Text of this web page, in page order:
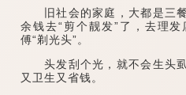
旧社会的家庭，大都是三餐
余钱去“剪个靓发”了，去理
傅“剃光头”。
头发刮个光，就不会生头虱
又卫生又省钱。